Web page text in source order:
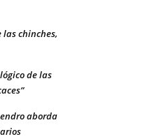
las chinches,
de las
aborda